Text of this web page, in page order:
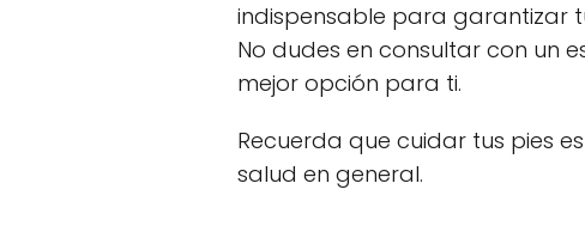
indispensable para garantizar
No dudes en consultar con un
mejor opción para ti.
Recuerda que cuidar tus pies
salud en general.